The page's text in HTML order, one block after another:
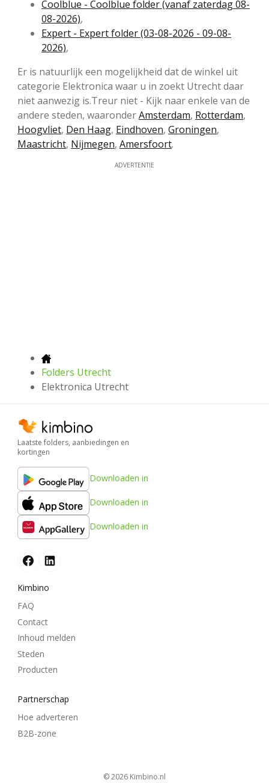
Coolblue - Coolblue folder (vanaf zaterdag 08-
08-2026),
Expert - Expert folder (03-08-2026 - 09-08-
2026),
Er is natuurlijk een mogelijkheid dat de winkel uit
categorie Elektronica waar u in zoekt Utrecht daar
niet aanwezig is.Treur niet - Kijk naar enkele van de
andere steden, waaronderAmsterdam, Rotterdam,
Hoogvliet, Den Haag, Eindhoven, Groningen,
Maastricht, Nijmegen, Amersfoort.
ADVERTENTIE
Folders Utrecht
Elektronica Utrecht
Laatste folders, aanbiedingen en
kortingen
Downloaden in
Downloaden in
Downloaden in
Kimbino
FAQ
Contact
Inhoud melden
Steden
Producten
Partnerschap
Hoe adverteren
B2B-zone
© 2026 kimbino.nl